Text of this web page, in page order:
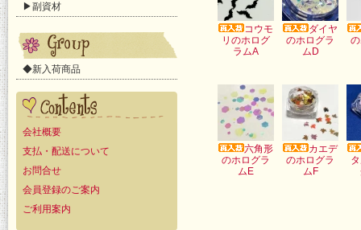
▶副資材
◆新入荷商品
会社概要
支払・配送について
お問合せ
会員登録のご案内
ご利用案内
コウモ
リのホログ
ラムA
ダイヤ
のホログラ
ムD
六角形
のホログラ
ムE
カエデ
のホログラ
ムF